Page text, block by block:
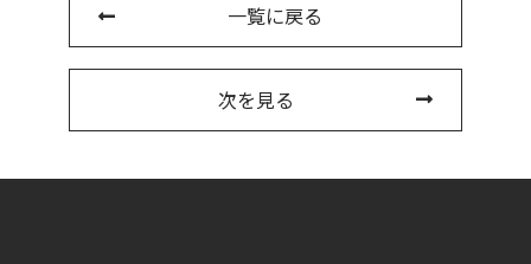
一覧に戻る
次を見る